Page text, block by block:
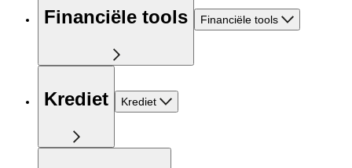
Financiële tools Financiële tools
Krediet Krediet